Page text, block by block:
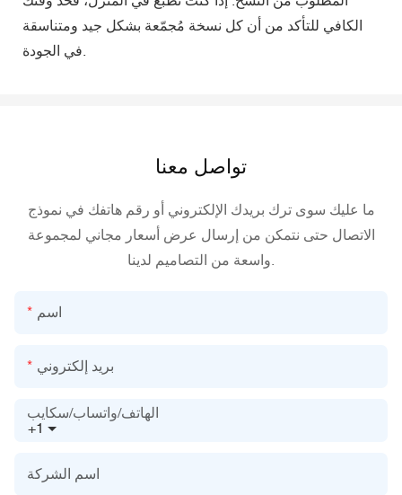
الكافي للتأكد من أن كل نسخة مُجمّعة بشكل جيد ومتناسقة
تواصل معنا
ما عليك سوى ترك بريدك الإلكتروني أو رقم هاتفك في نموذج
الاتصال حتى نتمكن من إرسال عرض أسعار مجاني لمجموعة
اسم
بريد إلكتروني
+1
الهاتف/واتساب/سكايب
اسم الشركة